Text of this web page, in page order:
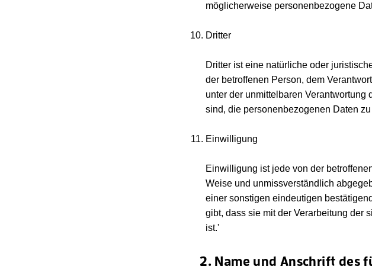
möglicherweise personenbezogene
Dritter
Dritter ist eine natürliche oder
der betroffenen Person, dem
unter der unmittelbaren Verantwortung
sind, die personenbezogenen Daten
Einwilligung
Einwilligung ist jede von der
Weise und unmissverständlich
einer sonstigen eindeutigen
gibt, dass sie mit der Verarbeitung der
ist.'
2. Name und Anschrift des